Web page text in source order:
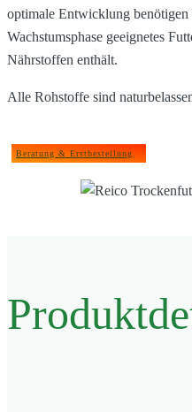
optimale Entwicklung benötigen
Wachstumsphase geeignetes
Nährstoffen enthält.
Alle Rohstoffe sind
Beratung & Erstbestellung